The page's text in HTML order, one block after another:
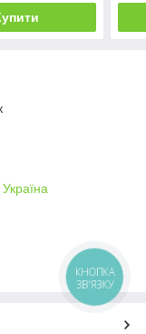
КНОПКА
ЗВ'ЯЗКУ